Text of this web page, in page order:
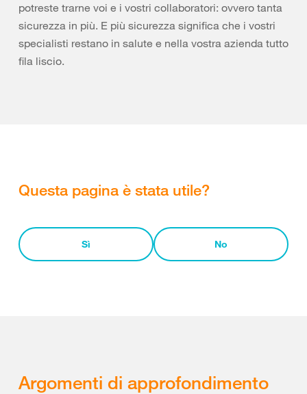
potreste trarne voi e i vostri collaboratori: ovvero tanta
sicurezza in più. E più sicurezza significa che i vostri
specialisti restano in salute e nella vostra azienda tutto
fila liscio.
Questa pagina è stata utile?
Sì No
Argomenti di approfondimento